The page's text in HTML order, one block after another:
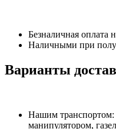
Безналичная оплата
Наличными при
Варианты
Нашим
манипулятором,